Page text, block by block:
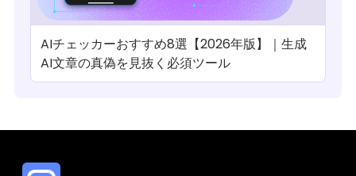
AIチェッカーおすすめ8選【2026年版】｜生成
AI文章の真偽を見抜く必須ツール